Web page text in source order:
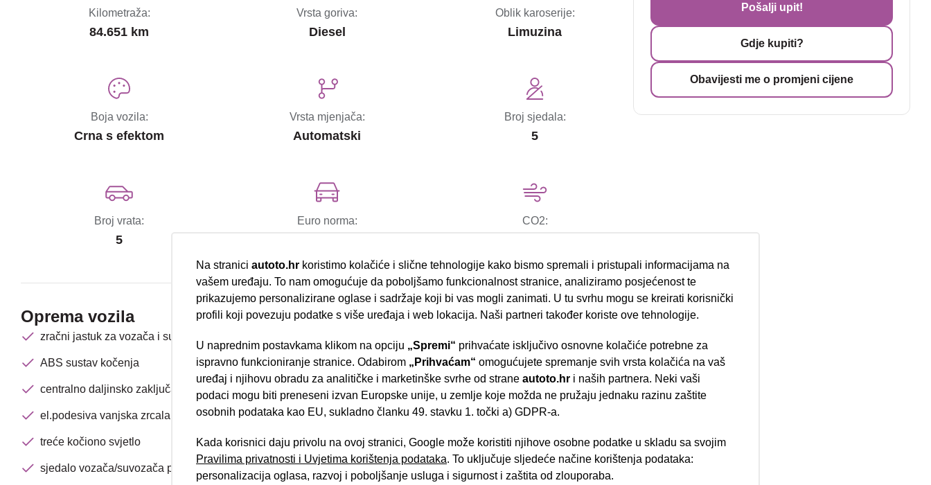
Kilometraža:
84.651 km
Vrsta goriva:
Diesel
Oblik karoserije:
Limuzina
Boja vozila:
Crna s efektom
Vrsta mjenjača:
Automatski
Broj sjedala:
5
Broj vrata:
5
Euro norma: CO2:
Oprema vozila
zračni jastuk za vozača i suvozača
ABS sustav kočenja ESP sustav stabilnosti
centralno daljinsko zaključavanje el.podizači stakala
el.podesiva vanjska zrcala el.preklopiva vanjska zrcala
treće kočiono svjetlo djeljiva i preklopiva stražnja klupa
sjedalo vozača/suvozača podesivo po visini isofix za dječje sjedalice
Pošalji upit!
Gdje kupiti?
Obavijesti me o promjeni cijene
Nova lokacija - Slavonska avenija 102, Resnik
Traži
Na stranici autoto.hr koristimo kolačiće i slične tehnologije kako bismo spremali i pristupali informacijama na
vašem uređaju. To nam omogućuje da poboljšamo funkcionalnost stranice, analiziramo posjećenost te
prikazujemo personalizirane oglase i sadržaje koji bi vas mogli zanimati. U tu svrhu mogu se kreirati korisnički
profili koji povezuju podatke s više uređaja i web lokacija. Naši partneri također koriste ove tehnologije.
U naprednim postavkama klikom na opciju „Spremi“ prihvaćate isključivo osnovne kolačiće potrebne za
ispravno funkcioniranje stranice. Odabirom „Prihvaćam“ omogućujete spremanje svih vrsta kolačića na vaš
uređaj i njihovu obradu za analitičke i marketinške svrhe od strane autoto.hr i naših partnera. Neki vaši
podaci mogu biti preneseni izvan Europske unije, u zemlje koje možda ne pružaju jednaku razinu zaštite
osobnih podataka kao EU, sukladno članku 49. stavku 1. točki a) GDPR-a.
Kada korisnici daju privolu na ovoj stranici, Google može koristiti njihove osobne podatke u skladu sa svojim
Pravilima privatnosti i Uvjetima korištenja podataka. To uključuje sljedeće načine korištenja podataka:
personalizacija oglasa, razvoj i poboljšanje usluga i sigurnost i zaštita od zlouporaba.